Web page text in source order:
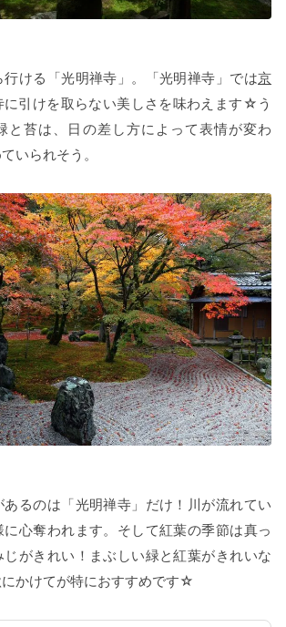
ける「光明禅寺」。「光明禅寺」では京
に引けを取らない美しさを味わえます☆う
と苔は、日の差し方によって表情が変わ
いられそう。
あるのは「光明禅寺」だけ！川が流れてい
に心奪われます。そして紅葉の季節は真っ
がきれい！まぶしい緑と紅葉がきれいな
かけてが特におすすめです☆